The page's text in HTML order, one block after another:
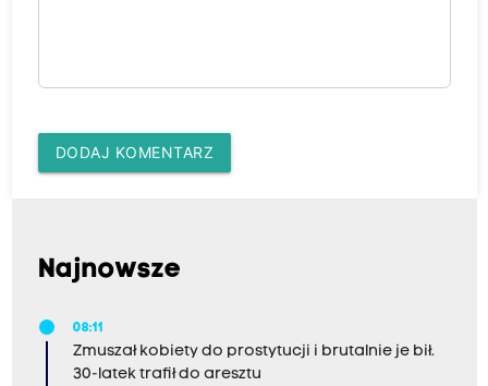
DODAJ KOMENTARZ
Najnowsze
08:11
Zmuszał kobiety do prostytucji i brutalnie je bił.
30-latek trafił do aresztu